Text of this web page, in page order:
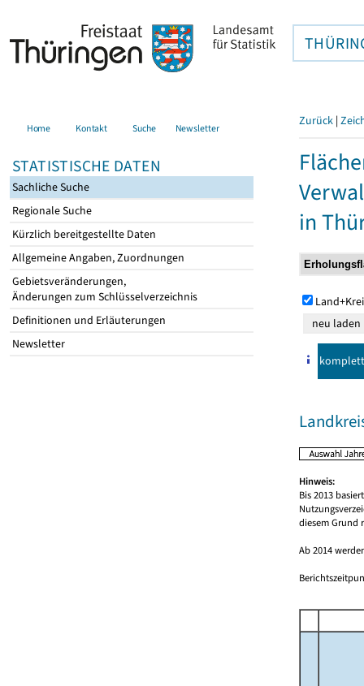
Home Kontakt Suche Newsletter
STATISTISCHE DATEN
Sachliche Suche
Regionale Suche
Kürzlich bereitgestellte Daten
Allgemeine Angaben, Zuordnungen
Gebietsveränderungen,
Änderungen zum Schlüsselverzeichnis
Definitionen und Erläuterungen
Newsletter
Zurück |
in
komplett
Hinweis:
Bis 2013
diesem Grund
Ab 2014